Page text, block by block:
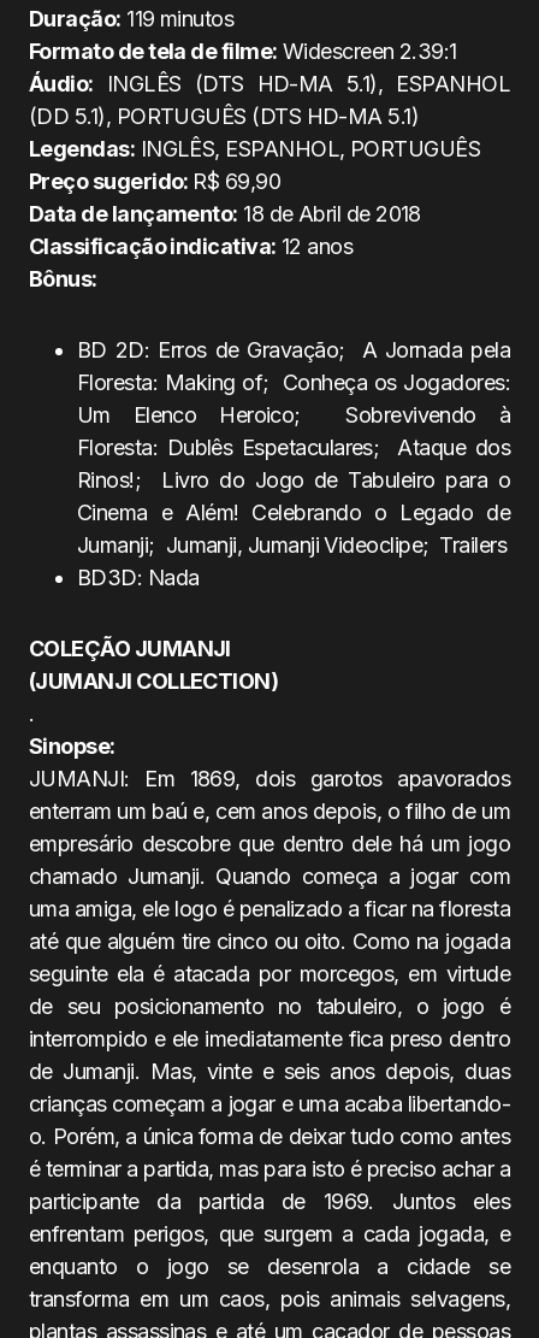
Duração: 119 minutos
Formato de tela de filme: Widescreen 2.39:1
Áudio: INGLÊS (DTS HD-MA 5.1), ESPANHOL
(DD 5.1), PORTUGUÊS (DTS HD-MA 5.1)
Legendas: INGLÊS, ESPANHOL, PORTUGUÊS
Preço sugerido: R$ 69,90
Data de lançamento: 18 de Abril de 2018
Classificação indicativa: 12 anos
Bônus:
BD 2D: Erros de Gravação; A Jornada pela
Floresta: Making of; Conheça os Jogadores:
Um Elenco Heroico; Sobrevivendo à
Floresta: Dublês Espetaculares; Ataque dos
Rinos!; Livro do Jogo de Tabuleiro para o
Cinema e Além! Celebrando o Legado de
Jumanji; Jumanji, Jumanji Videoclipe; Trailers
BD3D: Nada
COLEÇÃO JUMANJI
(JUMANJI COLLECTION)
.
Sinopse:
JUMANJI: Em 1869, dois garotos apavorados
enterram um baú e, cem anos depois, o filho de um
empresário descobre que dentro dele há um jogo
chamado Jumanji. Quando começa a jogar com
uma amiga, ele logo é penalizado a ficar na floresta
até que alguém tire cinco ou oito. Como na jogada
seguinte ela é atacada por morcegos, em virtude
de seu posicionamento no tabuleiro, o jogo é
interrompido e ele imediatamente fica preso dentro
de Jumanji. Mas, vinte e seis anos depois, duas
crianças começam a jogar e uma acaba libertando-
o. Porém, a única forma de deixar tudo como antes
é terminar a partida, mas para isto é preciso achar a
participante da partida de 1969. Juntos eles
enfrentam perigos, que surgem a cada jogada, e
enquanto o jogo se desenrola a cidade se
transforma em um caos, pois animais selvagens,
plantas assassinas e até um caçador de pessoas